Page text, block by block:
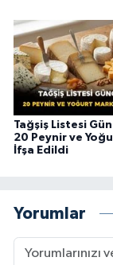
Tağşiş Listesi
20 Peynir ve
İfşa Edildi
Yorumlar